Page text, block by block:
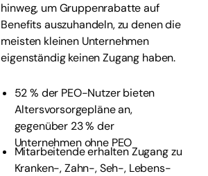
hinweg, um Gruppenrabatte auf
Benefits auszuhandeln, zu denen die
meisten kleinen Unternehmen
eigenständig keinen Zugang haben.
52 % der PEO-Nutzer bieten
Altersvorsorgepläne an,
gegenüber 23 % der
Unternehmen ohne PEO
Mitarbeitende erhalten Zugang zu
Kranken-, Zahn-, Seh-, Lebens-